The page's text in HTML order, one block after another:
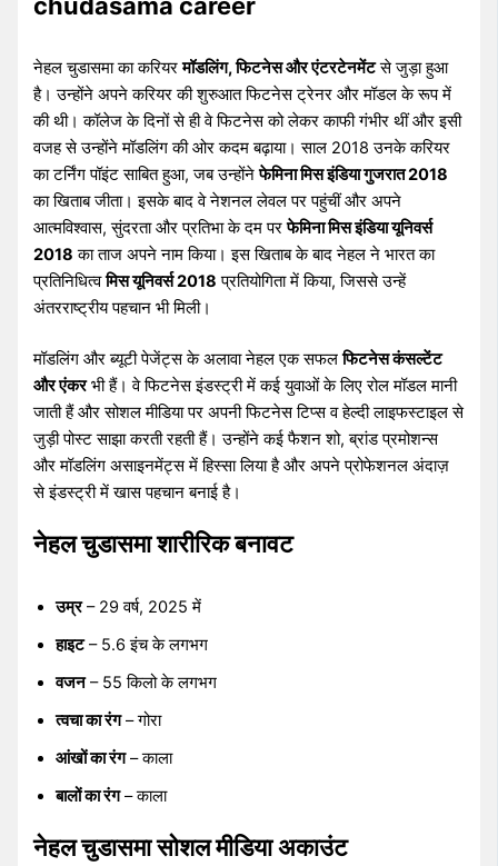
नेहल चुडासमा का करियरमॉडलिंग, फिटनेस और एंटरटेनमेंटसे जुड़ा हुआ
है। उन्होंने अपने करियर की शुरुआत फिटनेस ट्रेनर और मॉडल के रूप में
की थी। कॉलेज के दिनों से ही वे फिटनेस को लेकर काफी गंभीर थीं और इसी
वजह से उन्होंने मॉडलिंग की ओर कदम बढ़ाया। साल 2018 उनके करियर
का टर्निंग पॉइंट साबित हुआ, जब उन्होंनेफेमिना मिस इंडिया गुजरात 2018
का खिताब जीता। इसके बाद वे नेशनल लेवल पर पहुंचीं और अपने
आत्मविश्वास, सुंदरता और प्रतिभा के दम परफेमिना मिस इंडिया यूनिवर्स
2018 का ताज अपने नाम किया। इस खिताब के बाद नेहल ने भारत का
प्रतिनिधित्वमिस यूनिवर्स 2018 प्रतियोगिता में किया, जिससे उन्हें
अंतरराष्ट्रीय पहचान भी मिली।
मॉडलिंग और ब्यूटी पेजेंट्स के अलावा नेहल एक सफलफिटनेस कंसल्टेंट
और एंकरभी हैं। वे फिटनेस इंडस्ट्री में कई युवाओं के लिए रोल मॉडल मानी
जाती हैं और सोशल मीडिया पर अपनी फिटनेस टिप्स व हेल्दी लाइफस्टाइल से
जुड़ी पोस्ट साझा करती रहती हैं। उन्होंने कई फैशन शो, ब्रांड प्रमोशन्स
और मॉडलिंग असाइनमेंट्स में हिस्सा लिया है और अपने प्रोफेशनल अंदाज़
से इंडस्ट्री में खास पहचान बनाई है।
नेहल चुडासमा शारीरिक बनावट
उम्र– 29 वर्ष, 2025 में
हाइट– 5.6 इंच के लगभग
वजन– 55 किलो के लगभग
त्वचा का रंग– गोरा
आंखों का रंग– काला
बालों का रंग– काला
नेहल चुडासमा सोशल मीडिया अकाउंट